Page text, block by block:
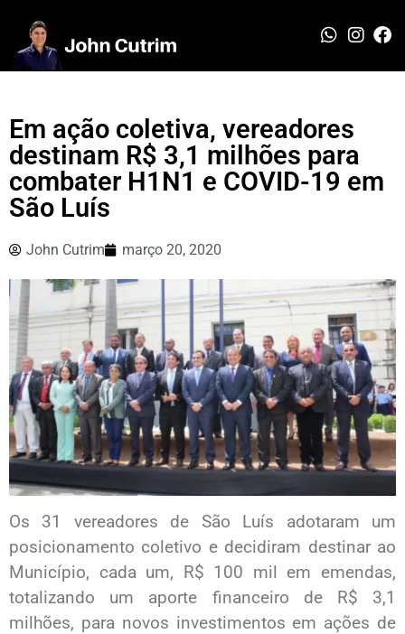
Em ação coletiva, vereadores
destinam R$ 3,1 milhões para
combater H1N1 e COVID-19 em
São Luís
John Cutrim março 20, 2020
Os 31 vereadores de São Luís adotaram um
posicionamento coletivo e decidiram destinar ao
Município, cada um, R$ 100 mil em emendas,
totalizando um aporte financeiro de R$ 3,1
milhões, para novos investimentos em ações de